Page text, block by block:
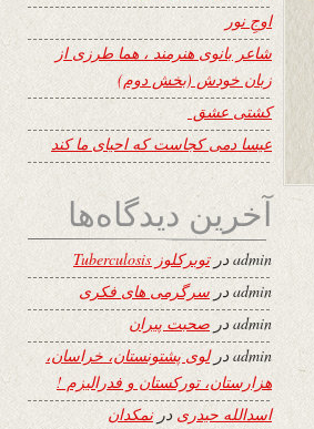
اوجِ نور
شاعر بانوی هنرمند ، هما طرزی از
زبان خودش (بخش دوم)
کشتی عشق
عیسا دمی کجاست که احیای ما کند
آخرین دیدگاه‌ها
adminدرتوبرکلوز Tuberculosis
admin در سرگرمی های فکری
admin در صحبت پیران
adminدرلوی پشتونستان، خراسان،
هزارستان، تورکستان و فدرالیزم !
اسدالله حیدری درنمکدان